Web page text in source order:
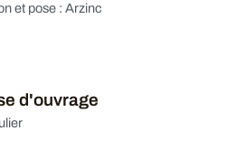
et pose : Arzinc
d'ouvrage